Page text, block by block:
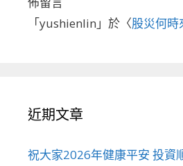
「yushienlin 」於〈股災何時
近期文章
祝大家2026年健康平安 投資